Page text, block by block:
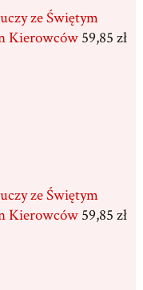
ze Świętym
Kierowców 59,85 zł
ze Świętym
Kierowców 59,85 zł